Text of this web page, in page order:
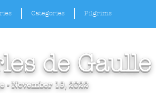
Categories Pilgrims
de Gaulle
- November 19, 2022